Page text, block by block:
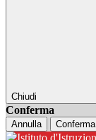
Chiudi
Conferma
Annulla Conferma